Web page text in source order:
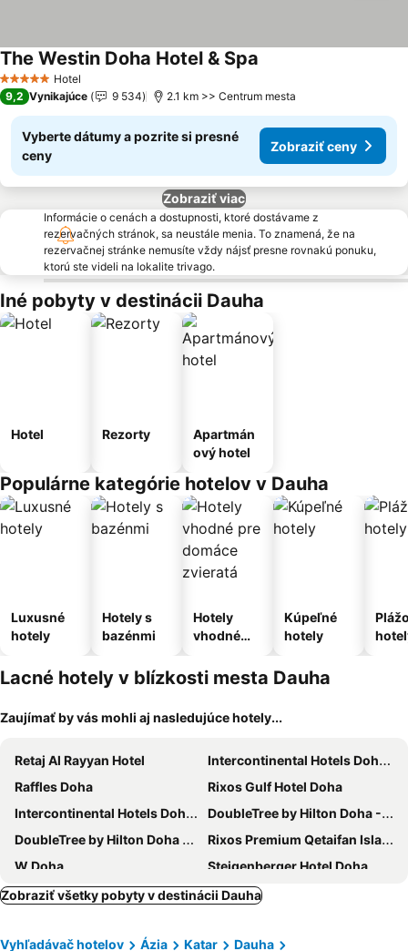
5 Počet hviezdičiek
Hotel
The Westin Doha Hotel & Spa
9,2 Vynikajúce 9 534 2.1 km >> Centrum mesta
Vyberte dátumy a pozrite si presné
ceny
Zobraziť ceny
Zobraziť viac
Informácie o cenách a dostupnosti, ktoré dostávame z
rezervačných stránok, sa neustále menia. To znamená, že na
rezervačnej stránke nemusíte vždy nájsť presne rovnakú ponuku,
ktorú ste videli na lokalite trivago.
Iné pobyty v destinácii Dauha
Hotel Rezorty
Apartmán
ový hotel
Populárne kategórie hotelov v Dauha
Luxusné
hotely
Hotely s
bazénmi
Hotely
vhodné
domáce
zvieratá
Kúpeľné
hotely
Lacné hotely v blízkosti mesta Dauha
Zaujímať by vás mohli aj nasledujúce hotely...
Retaj Al Rayyan Hotel
Intercontinental Hotels Doha - The City By Ihg
Raffles Doha
Rixos Gulf Hotel Doha
Intercontinental Hotels Doha Beach & Spa By Ihg
DoubleTree by Hilton Doha - Al Sadd
DoubleTree by Hilton Doha Old Town
Rixos Premium Qetaifan Island North
W Doha
Steigenberger Hotel Doha
Horizon Manor Hotel
Radisson Blu Hotel, Doha
Sovereign Hotel
Holiday Inn Doha - The Business Park By Ihg
Zobraziť všetky pobyty v destinácii Dauha
Vyhľadávač hotelov Ázia Katar
Dauha